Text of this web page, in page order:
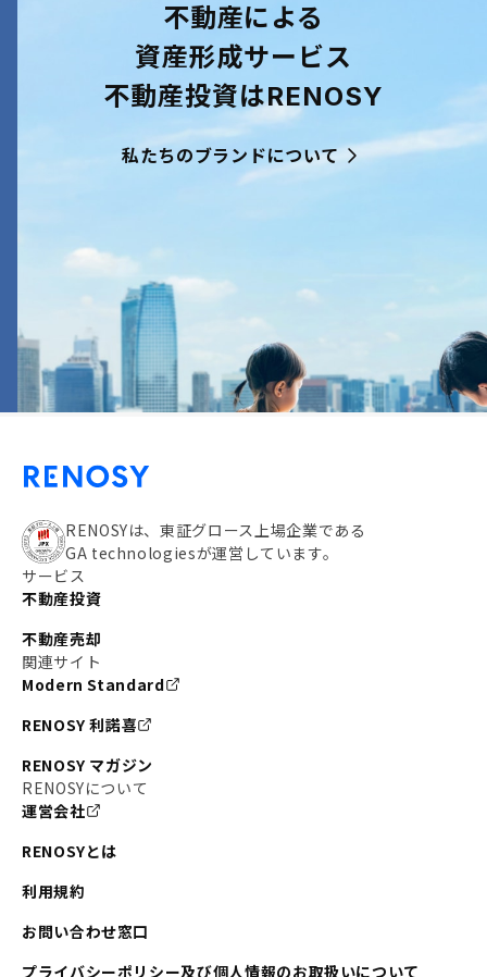
不動産による
資産形成サービス
不動産投資はRENOSY
私たちのブランドについて
RENOSYは、東証グロース上場企業である
GA technologiesが運営しています。
サービス
不動産投資
不動産売却
関連サイト
Modern Standard
RENOSY 利諾喜
RENOSY マガジン
RENOSYについて
運営会社
RENOSYとは
利用規約
お問い合わせ窓口
プライバシーポリシー及び個人情報のお取扱いについて